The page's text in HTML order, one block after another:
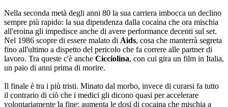
Nella seconda metà degli anni 80 la sua carriera imbocca un declino
sempre più rapido: la sua dipendenza dalla cocaina che ora mischia
all'eroina gli impedisce anche di avere performance decenti sul set.
Nel 1986 scopre di essere malato di Aids, cosa che manterrà segreta
fino all'ultimo a dispetto del pericolo che fa correre alle partner di
lavoro. Tra queste c'è anche Cicciolina, con cui gira un film in Italia,
un paio di anni prima di morire.
Il finale è tra i più tristi. Minato dal morbo, invece di curarsi fa tutto
il contrario di ciò che i medici gli dicono quasi per accelerare
volontariamente la fine: aumenta le dosi di cocaina che mischia a